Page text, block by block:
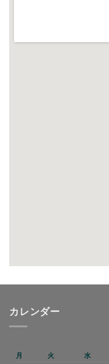
カレンダー
月 火 水